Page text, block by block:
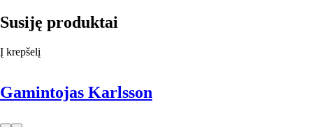
Susiję produktai
Į krepšelį
Gamintojas Karlsson